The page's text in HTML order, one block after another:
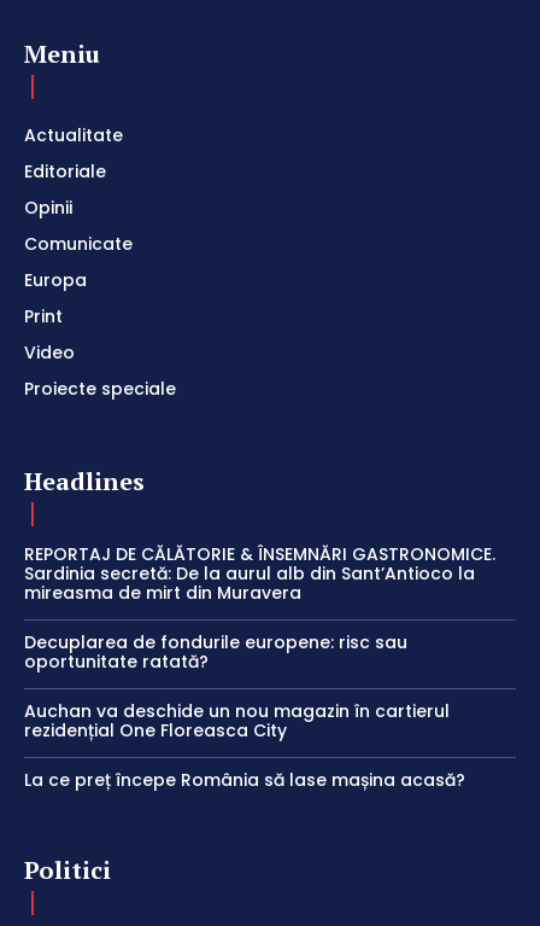
Meniu
Actualitate
Editoriale
Opinii
Comunicate
Europa
Print
Video
Proiecte speciale
Headlines
REPORTAJ DE CĂLĂTORIE & ÎNSEMNĂRI GASTRONOMICE.
Sardinia secretă: De la aurul alb din Sant’Antioco la
mireasma de mirt din Muravera
Decuplarea de fondurile europene: risc sau
oportunitate ratată?
Auchan va deschide un nou magazin în cartierul
rezidențial One Floreasca City
La ce preț începe România să lase mașina acasă?
Politici